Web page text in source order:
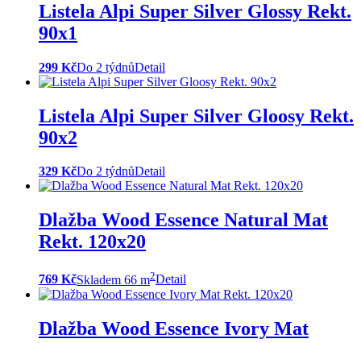
Listela Alpi Super Silver Glossy Rekt.
90x1
299 KčDo 2 týdnůDetail
Listela Alpi Super Silver Gloosy Rekt.
90x2
329 KčDo 2 týdnůDetail
Dlažba Wood Essence Natural Mat
Rekt. 120x20
769 KčSkladem 66 m2Detail
Dlažba Wood Essence Ivory Mat